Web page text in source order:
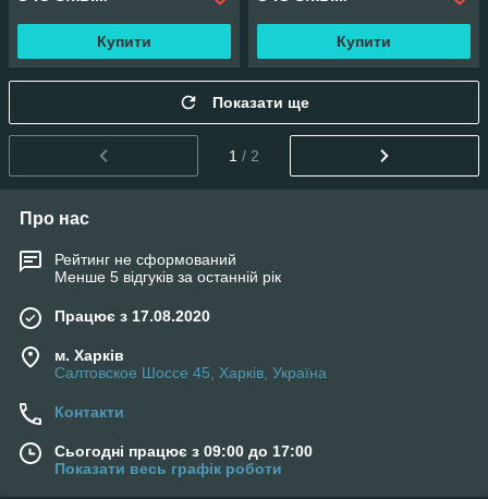
Купити Купити
Показати ще
1 / 2
Про нас
Рейтинг не сформований
Менше 5 відгуків за останній рік
Працює з 17.08.2020
м. Харків
Салтовское Шоссе 45, Харків, Україна
Контакти
Сьогодні працює з 09:00 до 17:00
Показати весь графік роботи